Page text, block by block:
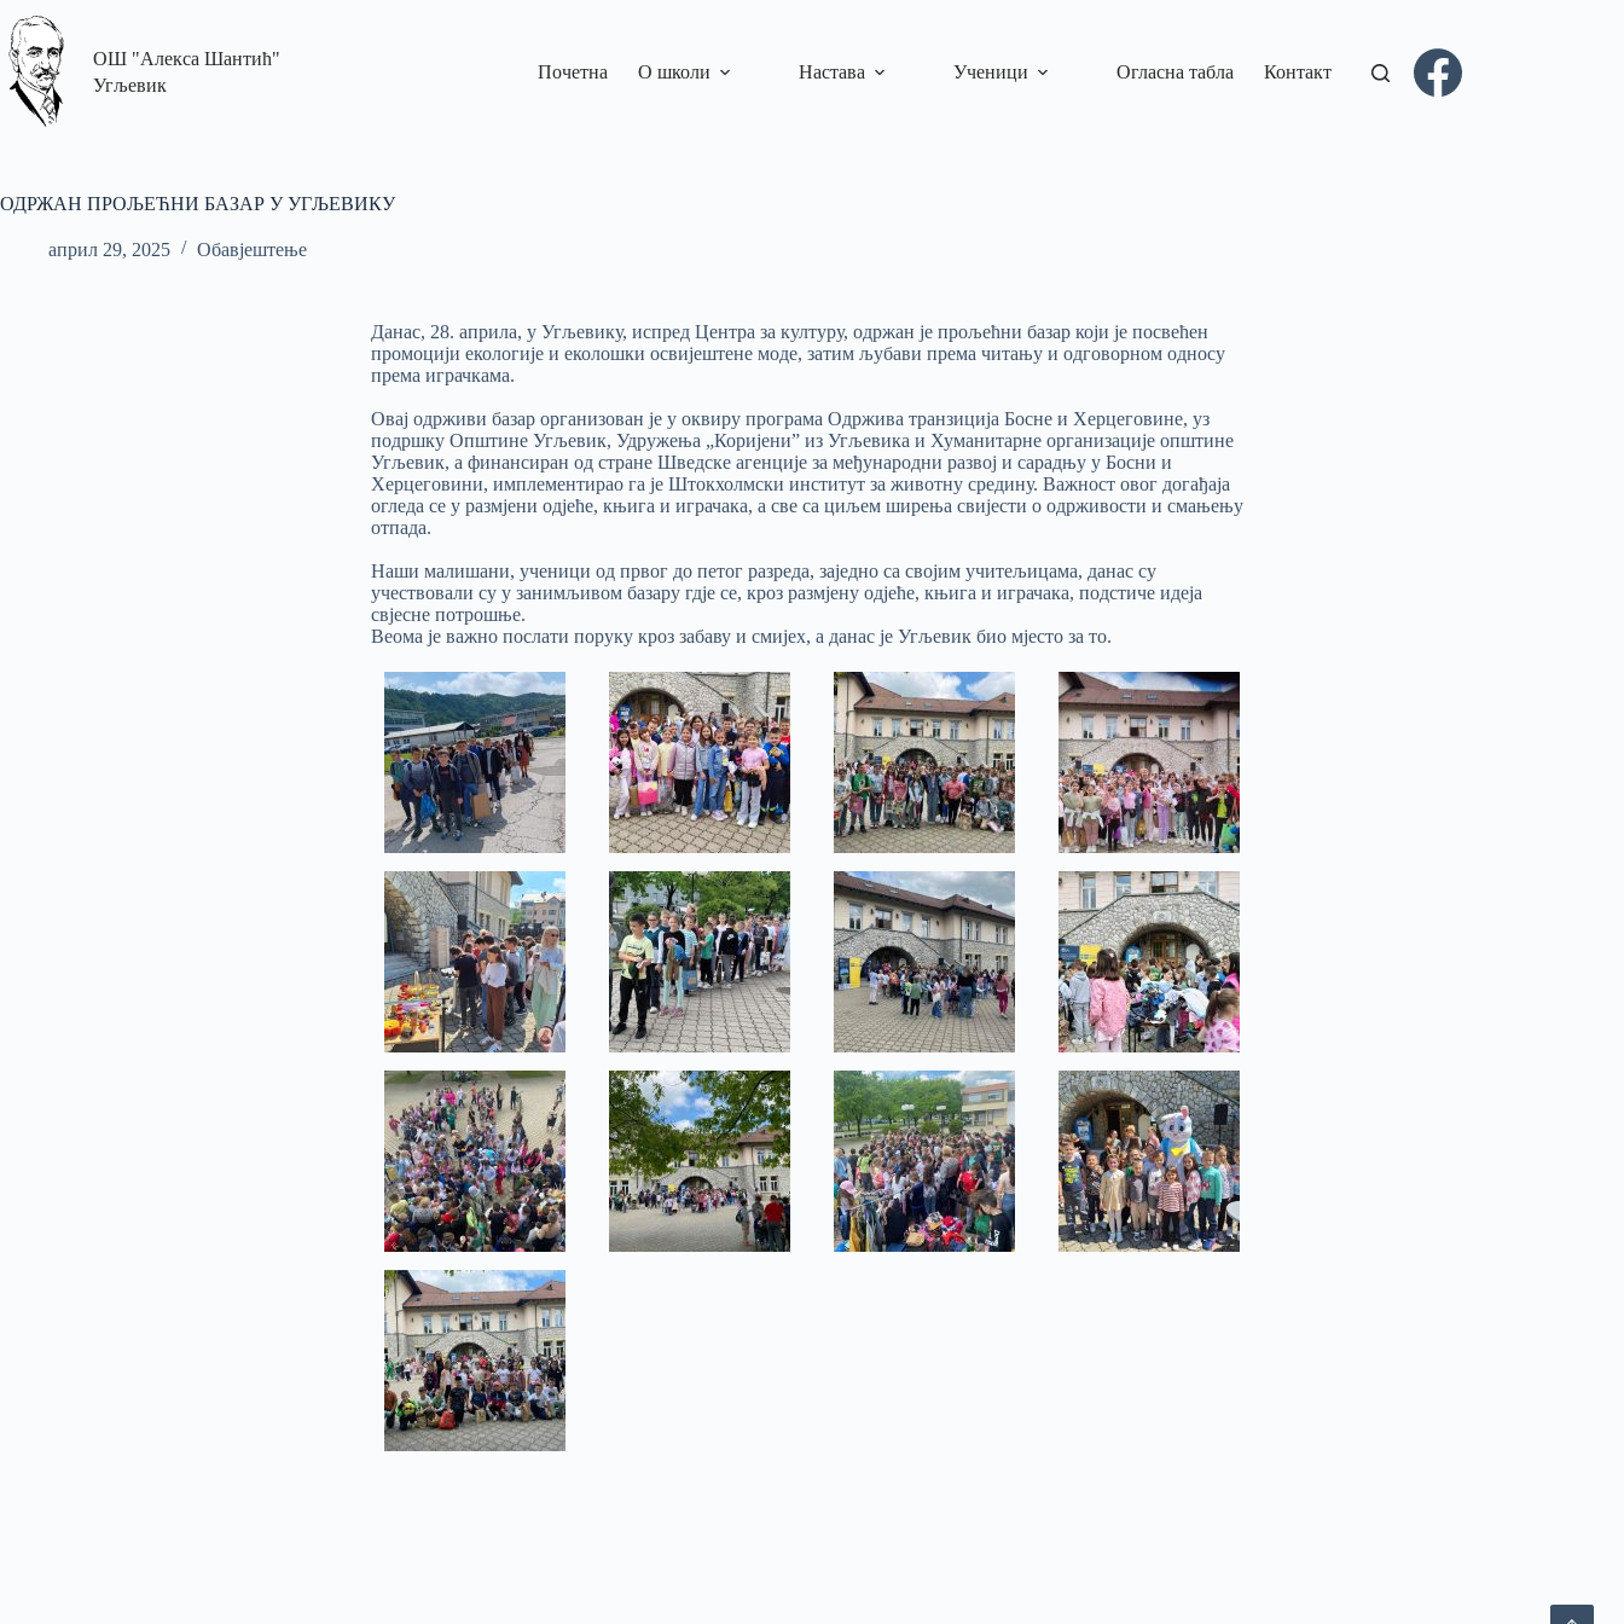
ОШ "Алекса Шантић"
Угљевик
Почетна О школи Настава Ученици Огласна табла Контакт
ОДРЖАН ПРОЉЕЋНИ БАЗАР У УГЉЕВИКУ
април 29, 2025 Обавјештење
Данас, 28. априла, у Угљевику, испред Центра за културу, одржан је прољећни базар који је посвећен
промоцији екологије и еколошки освијештене моде, затим љубави према читању и одговорном односу
према играчкама.
Овај одрживи базар организован је у оквиру програма Одржива транзиција Босне и Херцеговине, уз
подршку Општине Угљевик, Удружења „Коријени” из Угљевика и Хуманитарне организације општине
Угљевик, а финансиран од стране Шведске агенције за међународни развој и сарадњу у Босни и
Херцеговини, имплементирао га је Штокхолмски институт за животну средину. Важност овог догађаја
огледа се у размјени одјеће, књига и играчака, а све са циљем ширења свијести о одрживости и смањењу
отпада.
Наши малишани, ученици од првог до петог разреда, заједно са својим учитељицама, данас су
учествовали су у занимљивом базару гдје се, кроз размјену одјеће, књига и играчака, подстиче идеја
свјесне потрошње.
Веома је важно послати поруку кроз забаву и смијех, а данас је Угљевик био мјесто за то.